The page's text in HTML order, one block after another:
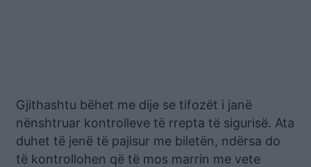
Gjithashtu bëhet me dije se tifozët i janë
nënshtruar kontrolleve të rrepta të sigurisë. Ata
duhet të jenë të pajisur me biletën, ndërsa do
të kontrollohen që të mos marrin me vete